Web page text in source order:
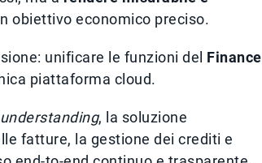
obiettivo economico preciso.
unificare le funzioni del
piattaforma cloud.
, la soluzione
fatture, la gestione dei crediti e